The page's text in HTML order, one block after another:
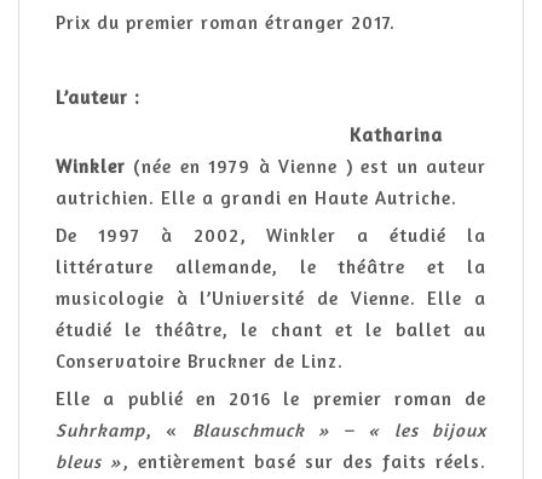
Prix du premier roman étranger 2017.
L’auteur :
Katharina
Winkler (née en 1979 à Vienne ) est un auteur
autrichien. Elle a grandi en Haute Autriche.
De 1997 à 2002, Winkler a étudié la
littérature allemande, le théâtre et la
musicologie à l’Université de Vienne. Elle a
étudié le théâtre, le chant et le ballet au
Conservatoire Bruckner de Linz.
Elle a publié en 2016 le premier roman de
Suhrkamp, « Blauschmuck » – « les bijoux
bleus », entièrement basé sur des faits réels.